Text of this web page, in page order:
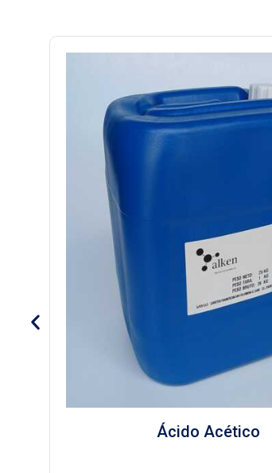
Ácido Nítrico